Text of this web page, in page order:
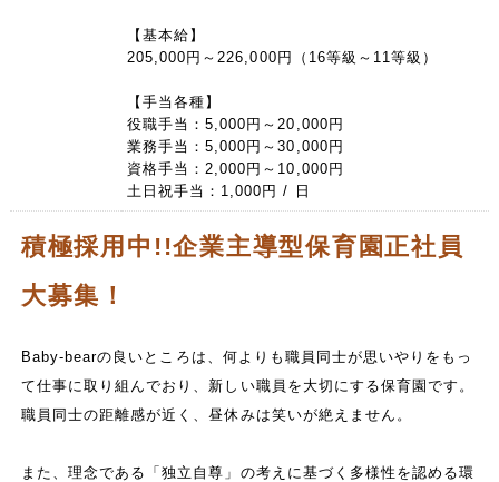
【基本給】
205,000円～226,000円（16等級～11等級）
【手当各種】
役職手当：5,000円～20,000円
業務手当：5,000円～30,000円
資格手当：2,000円～10,000円
土日祝手当：1,000円 / 日
積極採用中!!企業主導型保育園正社員
大募集！
Baby-bearの良いところは、何よりも職員同士が思いやりをもっ
て仕事に取り組んでおり、新しい職員を大切にする保育園です。
職員同士の距離感が近く、昼休みは笑いが絶えません。
また、理念である「独立自尊」の考えに基づく多様性を認める環